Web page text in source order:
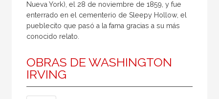
Nueva York), el 28 de noviembre de 1859, y fue
enterrado en el cementerio de Sleepy Hollow, el
pueblecito que pasó a la fama gracias a su más
conocido relato.
OBRAS DE WASHINGTON
IRVING